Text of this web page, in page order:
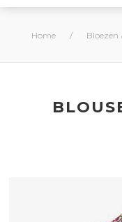
Home / Bloezen